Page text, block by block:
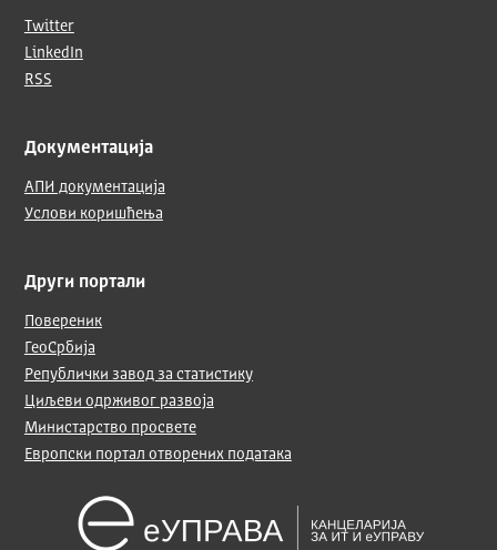
Twitter
LinkedIn
RSS
Документација
АПИ документација
Услови коришћења
Други портали
Повереник
ГеоСрбија
Републички завод за статистику
Циљеви одрживог развоја
Министарство просвете
Европски портал отворених података